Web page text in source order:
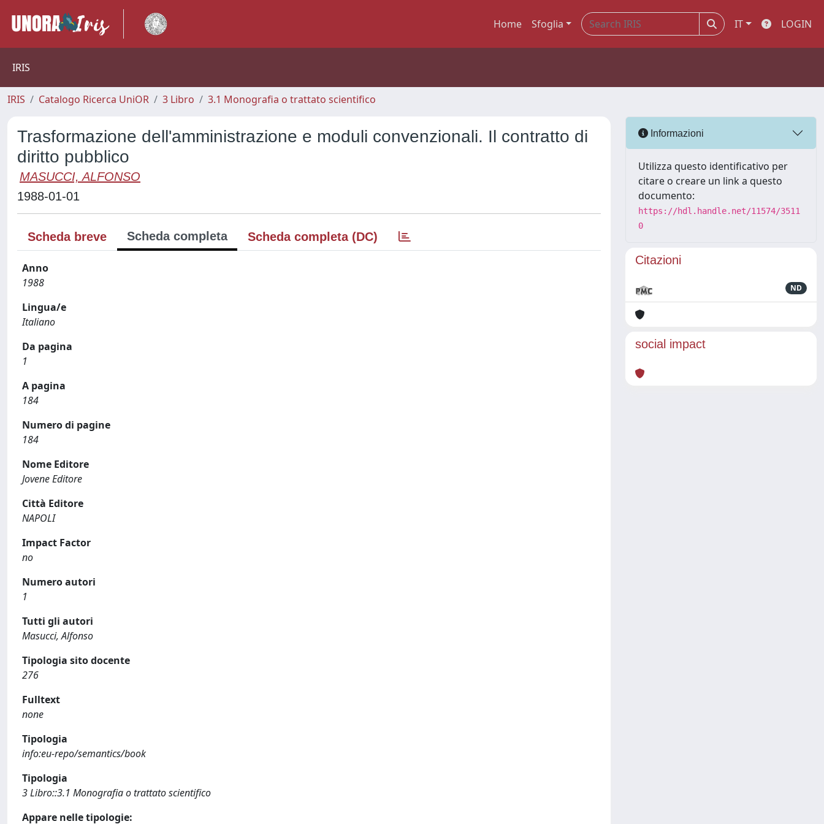
Home Sfoglia IT LOGIN
IRIS
IRIS Catalogo Ricerca UniOR 3 Libro 3.1 Monografia o trattato scientifico
Trasformazione dell'amministrazione e moduli convenzionali. Il contratto di
diritto pubblico
MASUCCI, ALFONSO
1988-01-01
Scheda breve Scheda completa Scheda completa (DC)
Anno
1988
Lingua/e
Italiano
Da pagina
1
A pagina
184
Numero di pagine
184
Nome Editore
Jovene Editore
Città Editore
NAPOLI
Impact Factor
no
Numero autori
1
Tutti gli autori
Masucci, Alfonso
Tipologia sito docente
276
Fulltext
none
Tipologia
info:eu-repo/semantics/book
Tipologia
3 Libro::3.1 Monografia o trattato scientifico
Appare nelle tipologie:
Informazioni
Utilizza questo identificativo per
citare o creare un link a questo
documento:
https://hdl.handle.net/11574/3511
0
Citazioni
ND
social impact